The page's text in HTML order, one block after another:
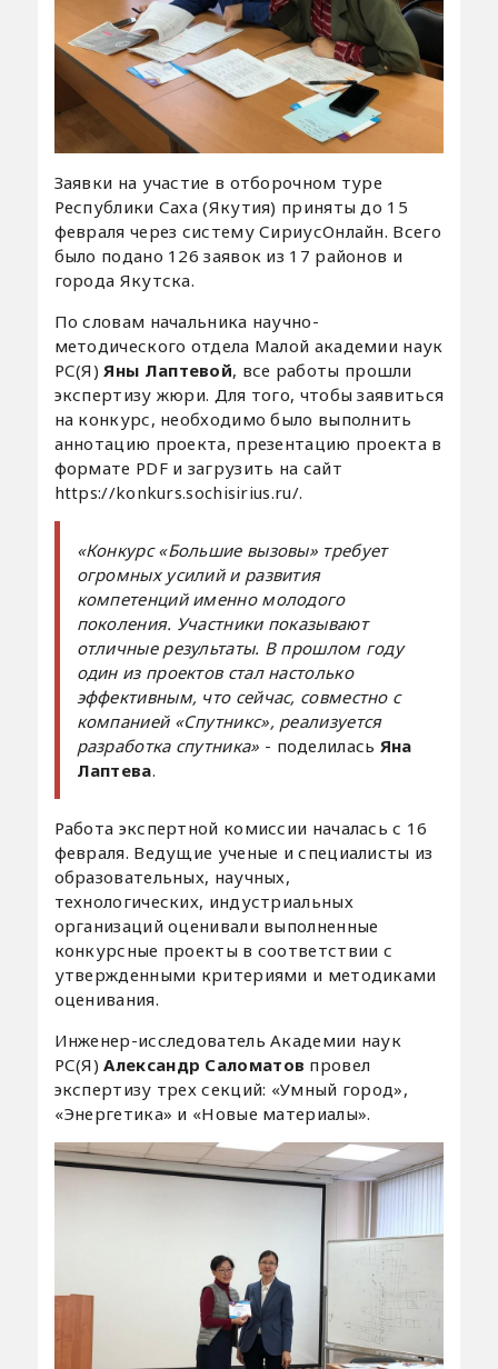
Заявки на участие в отборочном туре
Республики Саха (Якутия) приняты до 15
февраля через систему СириусОнлайн. Всего
было подано 126 заявок из 17 районов и
города Якутска.
По словам начальника научно-
методического отдела Малой академии наук
РС(Я)Яны Лаптевой, все работы прошли
экспертизу жюри. Для того, чтобы заявиться
на конкурс, необходимо было выполнить
аннотацию проекта, презентацию проекта в
формате PDF и загрузить на сайт
https://konkurs.sochisirius.ru/.
«Конкурс «Большие вызовы» требует
огромных усилий и развития
компетенций именно молодого
поколения. Участники показывают
отличные результаты. В прошлом году
один из проектов стал настолько
эффективным, что сейчас, совместно с
компанией «Спутникс», реализуется
разработка спутника» - поделилась Яна
Лаптева.
Работа экспертной комиссии началась с 16
февраля. Ведущие ученые и специалисты из
образовательных, научных,
технологических, индустриальных
организаций оценивали выполненные
конкурсные проекты в соответствии с
утвержденными критериями и методиками
оценивания.
Инженер-исследователь Академии наук
РС(Я)Александр Саломатов провел
экспертизу трех секций: «Умный город»,
«Энергетика» и «Новые материалы».